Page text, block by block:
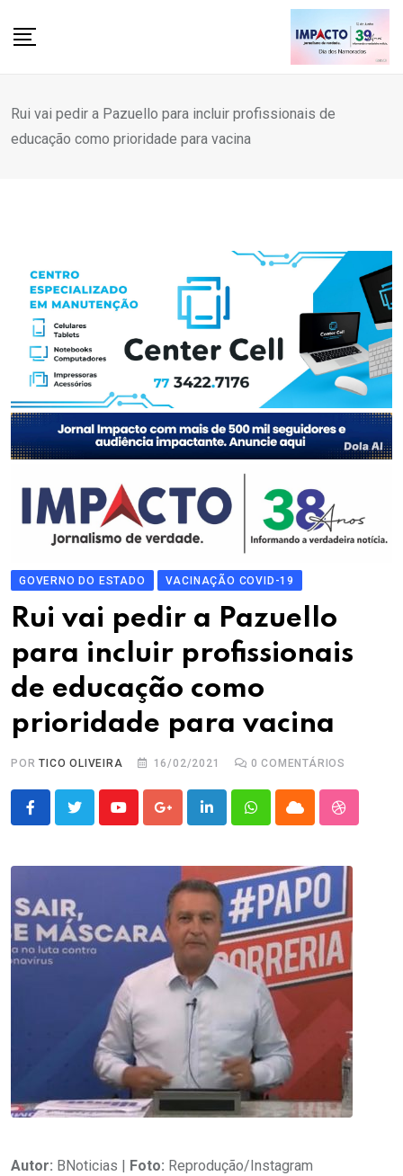
Rui vai pedir a Pazuello para incluir profissionais de
educação como prioridade para vacina
GOVERNO DO ESTADO VACINAÇÃO COVID-19
Rui vai pedir a Pazuello
para incluir profissionais
de educação como
prioridade para vacina
PORTICO OLIVEIRA 16/02/2021 0 COMENTÁRIOS
YoutubeGoogle+LinkedInWhatsappCloud
Autor: BNoticias | Foto: Reprodução/Instagram